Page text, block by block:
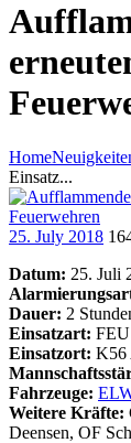
Home
Einsatz...
25. July 2018
Datum: 25. Juli
Dauer: 2
Einsatzart: FEU
Einsatzort: K56
Fahrzeuge:
Weitere Kräfte:
Deensen, OF